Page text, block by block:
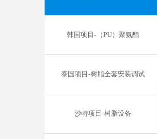
韩国项目-（PU）聚氨酯
泰国项目-树脂全套安装调试
沙特项目-树脂设备